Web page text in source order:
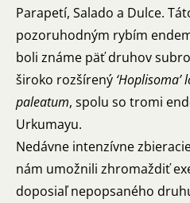
Parapetí, Salado a Dulce.
pozoruhodným rybím
boli známe päť druhov
široko rozšírený ‘Hoplisoma’
paleatum, spolu so tromi
Urkumayu.
Nedávne intenzívne
nám umožnili zhromaždiť
doposiaľ nepopsaného